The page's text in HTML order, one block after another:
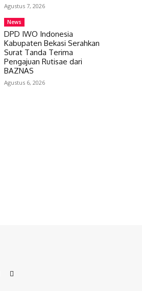
Agustus 7, 2026
News
DPD IWO Indonesia
Kabupaten Bekasi Serahkan
Surat Tanda Terima
Pengajuan Rutisae dari
BAZNAS
Agustus 6, 2026